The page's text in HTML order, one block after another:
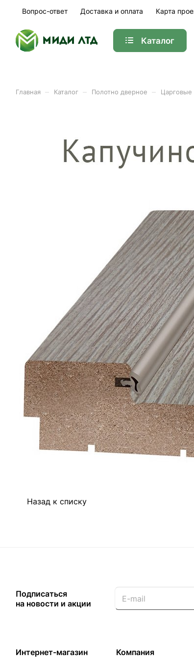
Вопрос-ответ Доставка и оплата Карта
Каталог
Главная Каталог Полотно дверное
Брус коробочный
Все товары категории
Отзывы Оплата Доставка
Назад к списку
Подписаться
на новости и акции
Интернет-магазин Компания